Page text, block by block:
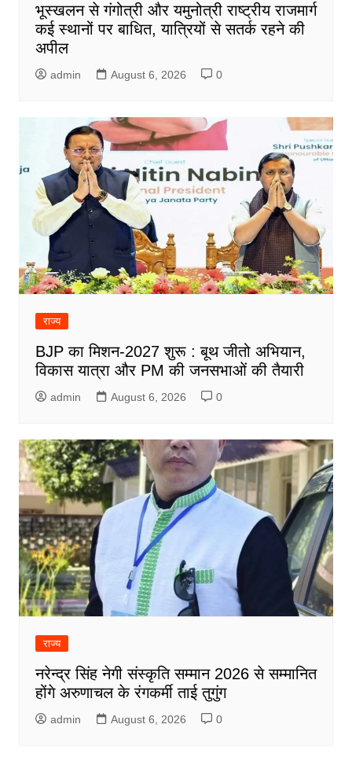
भूस्खलन से गंगोत्री और यमुनोत्री राष्ट्रीय राजमार्ग
कई स्थानों पर बाधित, यात्रियों से सतर्क रहने की
अपील
admin August 6, 2026 0
राज्य
BJP का मिशन-2027 शुरू : बूथ जीतो अभियान,
विकास यात्रा और PM की जनसभाओं की तैयारी
admin August 6, 2026 0
राज्य
नरेन्द्र सिंह नेगी संस्कृति सम्मान 2026 से सम्मानित
होंगे अरुणाचल के रंगकर्मी ताई तुगुंग
admin August 6, 2026 0